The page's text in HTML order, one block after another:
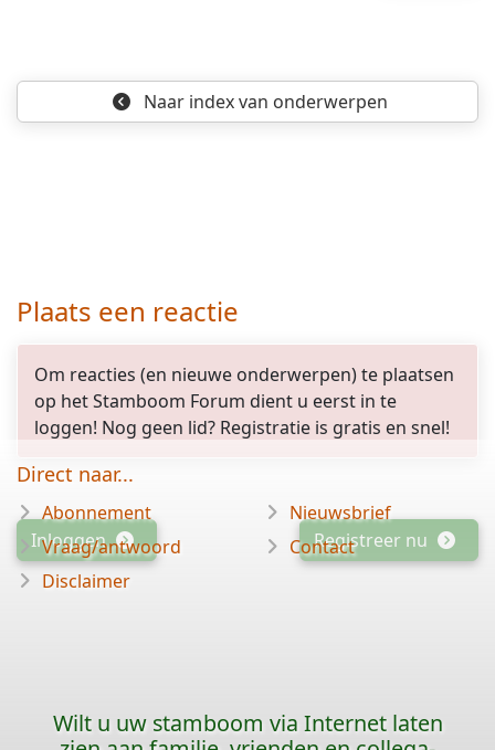
Naar indexvan onderwerpen
Plaats een reactie
Om reacties (en nieuwe onderwerpen) te plaatsen
op het Stamboom Forum dient u eerst in te
loggen! Nog geen lid? Registratie is gratis en snel!
Inloggen Registreer nu
Direct naar...
Abonnement
Vraag/antwoord
Disclaimer
Nieuwsbrief
Contact
Wilt u uw stamboom via Internet laten